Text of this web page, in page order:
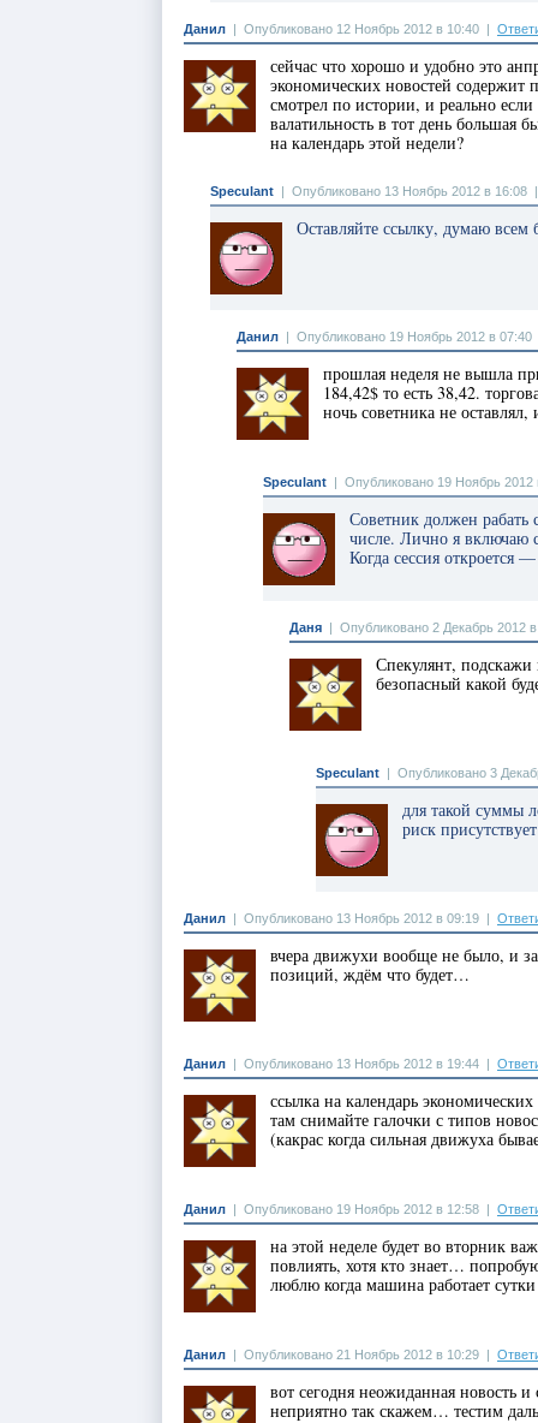
Данил | Опубликовано 12 Ноябрь 2012 в 10:40 |
сейчас что хорошо и удобно это
экономических новостей содержит
смотрел по истории, и реально
валатильность в тот день большая
на календарь этой недели?
Speculant | Опубликовано 13 Ноябрь 2012 в 16:08
Оставляйте ссылку, думаю всем
Данил | Опубликовано 19 Ноябрь 2012 в 07:40
прошлая неделя не вышла
184,42$ то есть 38,42.
ночь советника не
Speculant | Опубликовано 19 Ноябрь 2012
Советник должен рабать
числе. Лично я включаю
Когда сессия откроется
Даня | Опубликовано 2 Декабрь 2012 в
Спекулянт,
безопасный какой
Speculant | Опубликовано 3
для такой суммы
риск
Данил | Опубликовано 13 Ноябрь 2012 в 09:19 |
вчера движухи вообще не было, и
позиций, ждём что будет…
Данил | Опубликовано 13 Ноябрь 2012 в 19:44 |
ссылка на календарь
там снимайте галочки с типов
(какрас когда сильная движуха
Данил | Опубликовано 19 Ноябрь 2012 в 12:58 |
на этой неделе будет во вторник
повлиять, хотя кто знает…
люблю когда машина работает
Данил | Опубликовано 21 Ноябрь 2012 в 10:29 |
вот сегодня неожиданная новость
неприятно так скажем… тестим